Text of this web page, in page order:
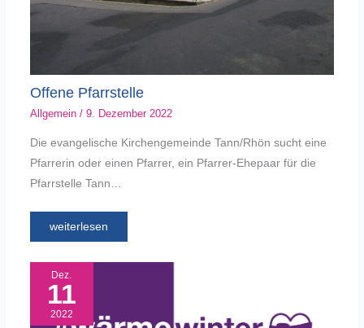
Offene Pfarrstelle
Allgemein/ 9. Dezember 2022
Die evangelische Kirchengemeinde Tann/Rhön sucht eine
Pfarrerin oder einen Pfarrer, ein Pfarrer-Ehepaar für die
Pfarrstelle Tann…
weiterlesen
Dez.
11
2022